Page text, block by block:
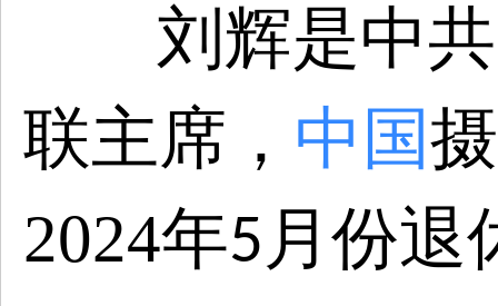
刘辉是中
联主席 ， 中国
2024年5 月份退